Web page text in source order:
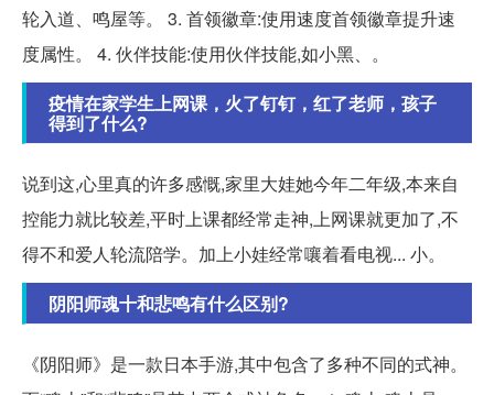
轮入道、鸣屋等。 3. 首领徽章:使用速度首领徽章提升速
度属性。 4. 伙伴技能:使用伙伴技能,如小黑、。
疫情在家学生上网课，火了钉钉，红了老师，孩子
得到了什么?
说到这,心里真的许多感慨,家里大娃她今年二年级,本来自
控能力就比较差,平时上课都经常走神,上网课就更加了,不
得不和爱人轮流陪学。加上小娃经常嚷着看电视... 小。
阴阳师魂十和悲鸣有什么区别?
《阴阳师》是一款日本手游,其中包含了多种不同的式神。